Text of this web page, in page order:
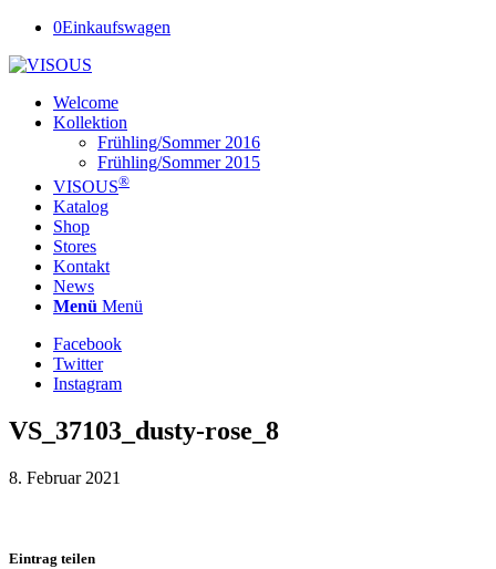
0Einkaufswagen
Welcome
Kollektion
Frühling/Sommer 2016
Frühling/Sommer 2015
VISOUS®
Katalog
Shop
Stores
Kontakt
News
Menü Menü
Facebook
Twitter
Instagram
VS_37103_dusty-rose_8
8. Februar 2021
Eintrag teilen